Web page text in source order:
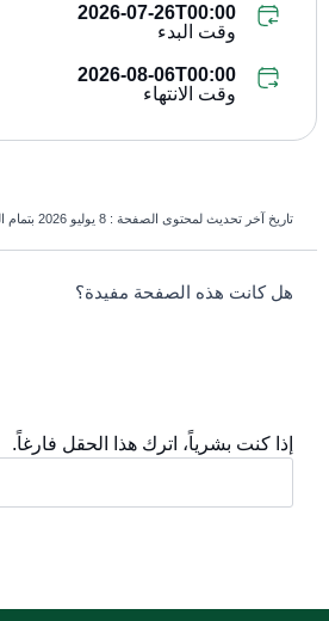
2026-07-26T00:00
وقت البدء
2026-08-06T00:00
وقت الانتهاء
تاريخ آخر تحديث لمحتوى الصفحة : 8 يوليو 2026 بتمام الساعة 12:32 مساءً
survey_v2
هل كانت هذه الصفحة مفيدة؟
إذا كنت بشرياً، اترك هذا الحقل فارغاً.